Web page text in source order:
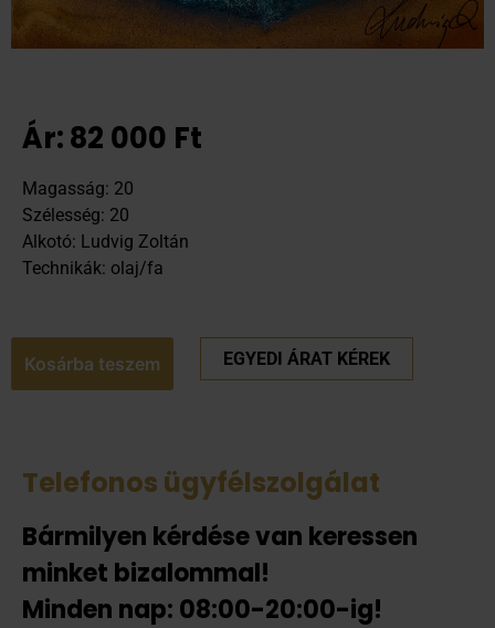
Ár:82 000 Ft
Magasság: 20
Szélesség: 20
Alkotó: Ludvig Zoltán
Technikák: olaj/fa
Kosárba teszem EGYEDI ÁRAT KÉREK
Telefonos ügyfélszolgálat
Bármilyen kérdése van keressen
minket bizalommal!
Minden nap: 08:00-20:00-ig!